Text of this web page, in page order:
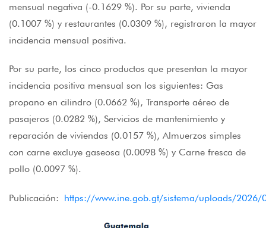
mensual negativa (-0.1629 %). Por su parte, vivienda
(0.1007 %) y restaurantes (0.0309 %), registraron la mayor
incidencia mensual positiva.
Por su parte, los cinco productos que presentan la mayor
incidencia positiva mensual son los siguientes: Gas
propano en cilindro (0.0662 %), Transporte aéreo de
pasajeros (0.0282 %), Servicios de mantenimiento y
reparación de viviendas (0.0157 %), Almuerzos simples
con carne excluye gaseosa (0.0098 %) y Carne fresca de
pollo (0.0097 %).
Publicación: https://www.ine.gob.gt/sistema/uploads/2026/